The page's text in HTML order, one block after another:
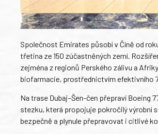
Společnost Emirates působí v Číně od
třetina ze 150 zúčastněných zemí.
zejména z regionů Perského zálivu a
biofarmacie, prostřednictvím efektivního
Na trase Dubaj–Šen-čen přepraví Boeing
stezku, která propojuje pokročilý výrobní
bezpečně a plynule přepravovat i citlivé